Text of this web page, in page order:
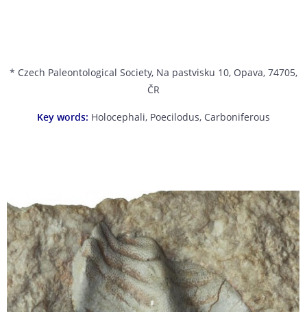
* Czech Paleontological Society, Na pastvisku 10, Opava, 74705,
ČR
Key words: Holocephali, Poecilodus, Carboniferous